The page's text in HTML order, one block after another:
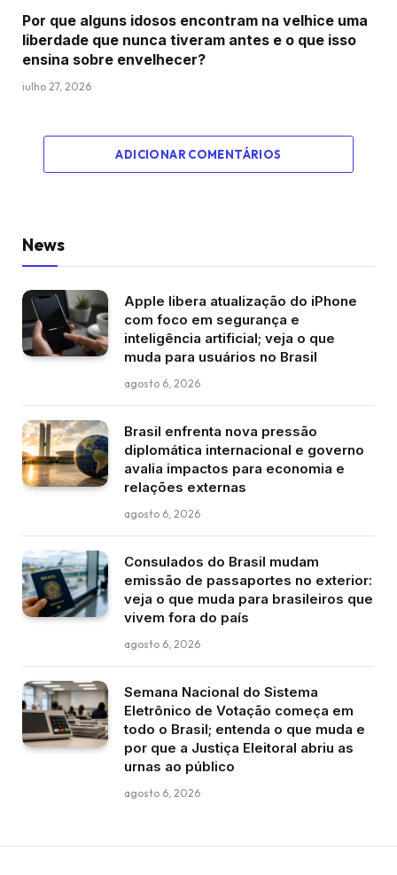
Por que alguns idosos encontram na velhice uma
liberdade que nunca tiveram antes e o que isso
ensina sobre envelhecer?
julho 27, 2026
ADICIONAR COMENTÁRIOS
News
Apple libera atualização do iPhone
com foco em segurança e
inteligência artificial; veja o que
muda para usuários no Brasil
agosto 6, 2026
Brasil enfrenta nova pressão
diplomática internacional e governo
avalia impactos para economia e
relações externas
agosto 6, 2026
Consulados do Brasil mudam
emissão de passaportes no exterior:
veja o que muda para brasileiros que
vivem fora do país
agosto 6, 2026
Semana Nacional do Sistema
Eletrônico de Votação começa em
todo o Brasil; entenda o que muda e
por que a Justiça Eleitoral abriu as
urnas ao público
agosto 6, 2026